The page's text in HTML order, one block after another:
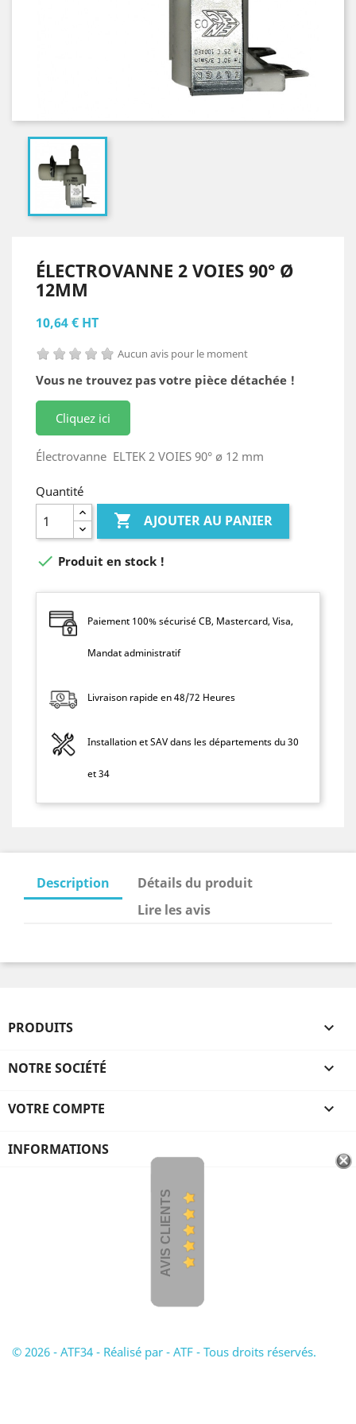
ÉLECTROVANNE 2 VOIES 90° Ø
12MM
10,64 € HT
Aucun avis pour le moment
Vous ne trouvez pas votre pièce détachée !
Cliquez ici
Électrovanne ELTEK 2 VOIES 90° ø 12 mm
Quantité
 AJOUTER AU PANIER
 Produit en stock !
Paiement 100% sécurisé CB, Mastercard, Visa,
Mandat administratif
Livraison rapide en 48/72 Heures
Installation et SAV dans les départements du 30
et 34
Description
Détails du produit
Lire les avis
PRODUITS 
NOTRE SOCIÉTÉ 
VOTRE COMPTE 
INFORMATIONS
AVIS CLIENTS
© 2026 - ATF34 - Réalisé par - ATF - Tous droits réservés.